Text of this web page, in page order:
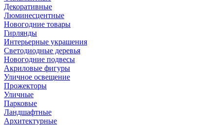
Декоративные
Люминесцентные
Новогодние товары
Гирлянды
Интерьерные украшения
Светодиодные деревья
Новогодние подвесы
Акриловые фигуры
Уличное освещение
Прожекторы
Уличные
Парковые
Ландшафтные
Архитектурные